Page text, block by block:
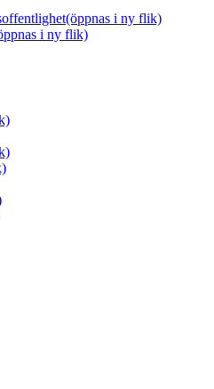
(öppnas i ny flik)
i ny flik)